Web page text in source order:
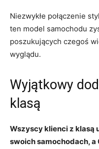
Niezwykłe połączenie⁤
ten model samochodu
poszukujących czegoś
wyglądu.
Wyjątkowy
klasą
Wszyscy klienci z klasą
⁢swoich samochodach,⁤ a